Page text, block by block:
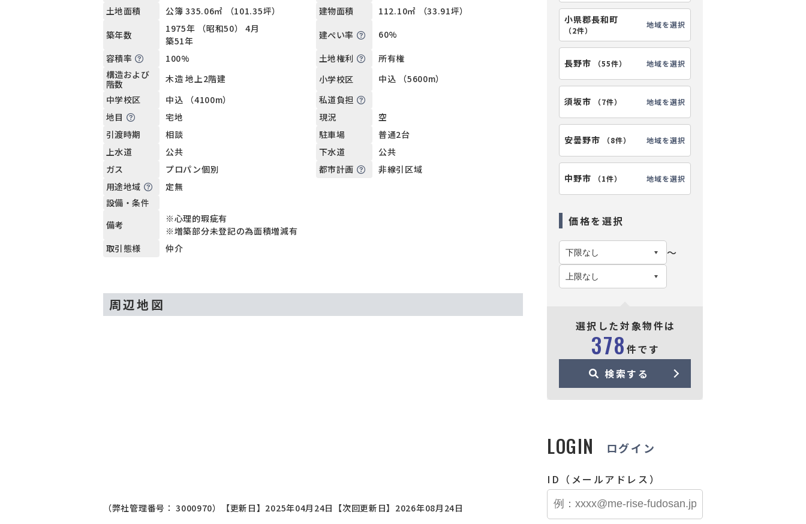
土地面積
公簿 335.06㎡ （101.35坪） 建物面積
112.10㎡ （33.91坪）
築年数
1975年 （昭和50） 4月
築51年
建ぺい率
60%
容積率
100% 土地権利
所有権
構造および
階数
木造 地上2階建 小学校区
中込 （5600m）
中学校区
中込 （4100m）
私道負担
地目
宅地 現況
空
引渡時期
相談 駐車場
普通2台
上水道
公共 下水道
公共
ガス
プロパン個別 都市計画
非線引区域
用途地域
定無
設備・条件
備考
※心理的瑕疵有
※増築部分未登記の為面積増減有
取引態様
仲介
周辺地図
（弊社管理番号： 3000970） 【更新日】2025年04月24日 【次回更新日】2026年08月24日
小県郡長和町
（2件）
地域を選択
長野市 （55件） 地域を選択
須坂市 （7件） 地域を選択
安曇野市 （8件） 地域を選択
中野市 （1件） 地域を選択
価格を選択
〜
選択した対象物件は
378 件です
検索する
LOGIN ログイン
ID（メールアドレス）